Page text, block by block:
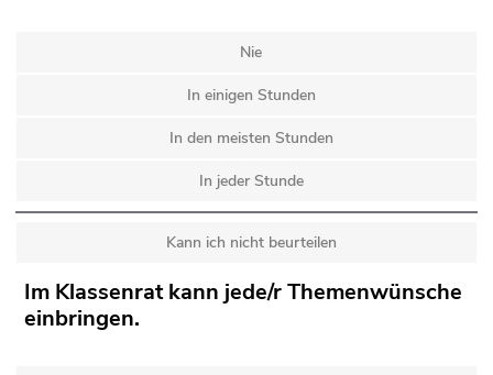
Nie
In einigen Stunden
In den meisten Stunden
In jeder Stunde
Kann ich nicht beurteilen
Im Klassenrat kann jede/r Themenwünsche
einbringen.